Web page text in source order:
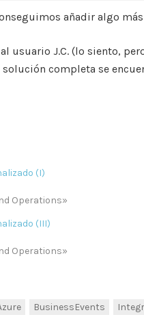
añadir algo
usuario J.C. (lo siento,
completa se
(I)
Operations»
(III)
Operations»
BusinessEvents